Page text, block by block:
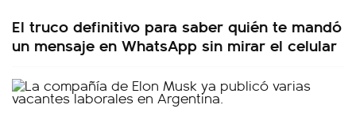
El truco definitivo para saber quién te mandó
un mensaje en WhatsApp sin mirar el celular